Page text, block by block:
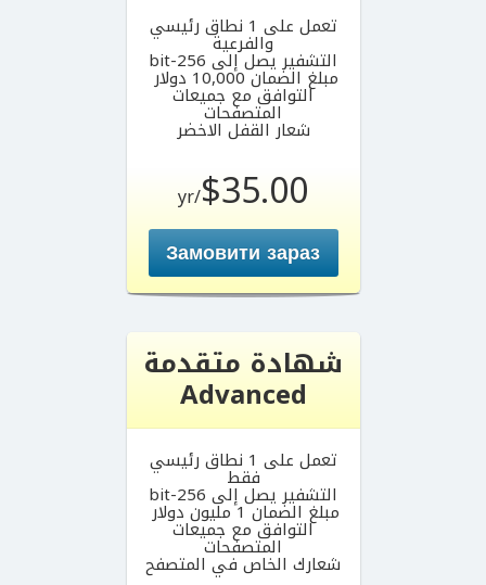
تعمل على 1 نطاق رئيسي
والفرعية
التشفير يصل إلى 256-bit
مبلغ الضمان 10,000 دولار
التوافق مع جميعات
المتصفحات
شعار القفل الاخضر
$35.00
/yr
Замовити зараз
شهادة متقدمة
Advanced
تعمل على 1 نطاق رئيسي
فقط
التشفير يصل إلى 256-bit
مبلغ الضمان 1 مليون دولار
التوافق مع جميعات
المتصفحات
شعارك الخاص في المتصفح